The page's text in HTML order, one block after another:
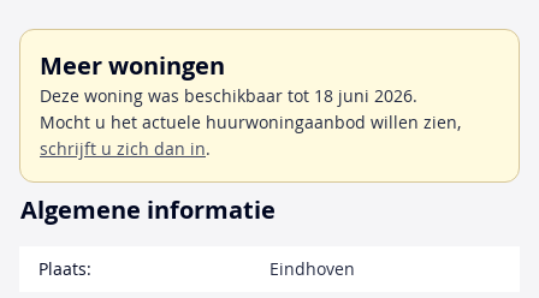
Meer woningen
Deze woning was beschikbaar tot 18 juni 2026.
Mocht u het actuele huurwoningaanbod willen zien,
schrijft u zich dan in.
Algemene informatie
Plaats:
Eindhoven